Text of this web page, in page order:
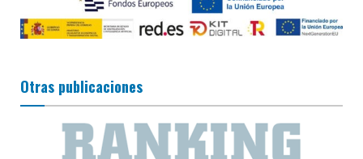
Otras publicaciones